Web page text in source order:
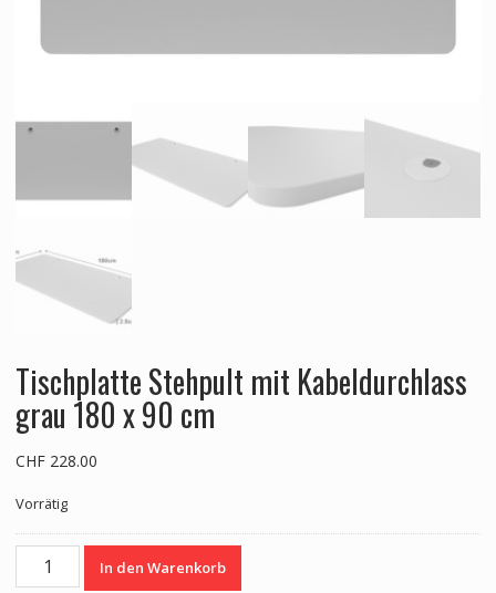
Tischplatte Stehpult mit Kabeldurchlass
grau 180 x 90 cm
CHF228.00
Vorrätig
Tischplatte
Stehpult
In den Warenkorb